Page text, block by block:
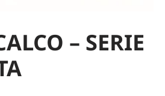
– SERIE